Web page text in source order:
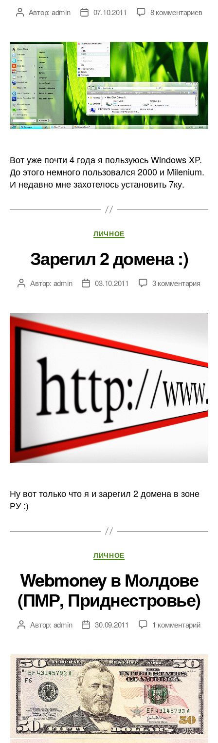
АвторАвтор: admin
Дата07.10.2011 8 комментариевк
7
или
XP?
Вот уже почти 4 года я пользуюсь Windows XP.
До этого немного пользовался 2000 и Milenium.
И недавно мне захотелось установить 7ку.
Рубрики
ЛИЧНОЕ
Зарегил 2 домена :)
АвторАвтор: admin
Дата03.10.2011 3 комментарияк
2
Ну вот только что я и зарегил 2 домена в зоне
РУ :)
Рубрики
ЛИЧНОЕ
Webmoney в Молдове
(ПМР, Приднестровье)
АвторАвтор: admin
Дата30.09.2011 1 комментарийк
в